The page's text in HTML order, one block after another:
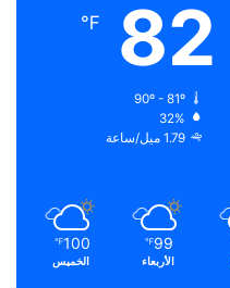
82
℉
90º - 81º
32%
1.79 ميل/ساعة
99
℉
الأربعاء
100
℉
الخميس